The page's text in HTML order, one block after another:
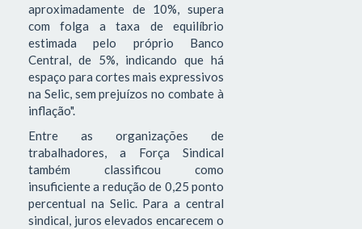
aproximadamente de 10%, supera
com folga a taxa de equilíbrio
estimada pelo próprio Banco
Central, de 5%, indicando que há
espaço para cortes mais expressivos
na Selic, sem prejuízos no combate à
inflação".
Entre as organizações de
trabalhadores, a Força Sindical
também classificou como
insuficiente a redução de 0,25 ponto
percentual na Selic. Para a central
sindical, juros elevados encarecem o